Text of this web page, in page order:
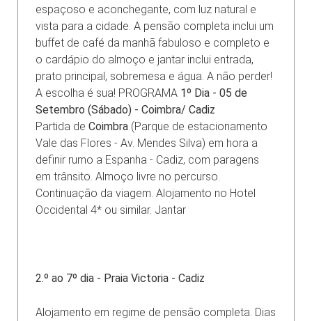
espaçoso e aconchegante, com luz natural e
vista para a cidade. A pensão completa inclui um
buffet de café da manhã fabuloso e completo e
o cardápio do almoço e jantar inclui entrada,
prato principal, sobremesa e água. A não perder!
A escolha é sua! PROGRAMA 1º Dia - 05 de
Setembro (Sábado) - Coimbra/ Cadiz
Partida de Coimbra (Parque de estacionamento
Vale das Flores - Av. Mendes Silva) em hora a
definir rumo a Espanha - Cadiz, com paragens
em trânsito. Almoço livre no percurso.
Continuação da viagem. Alojamento no Hotel
Occidental 4* ou similar. Jantar
2.º ao 7º dia - Praia Victoria - Cadiz
Alojamento em regime de pensão completa. Dias